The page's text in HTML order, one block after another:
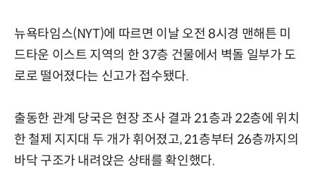
뉴욕타임스(NYT)에 따르면 이날 오전 8시경 맨해튼 미
드타운 이스트 지역의 한 37층 건물에서 벽돌 일부가 도
로로 떨어졌다는 신고가 접수됐다.
출동한 관계 당국은 현장 조사 결과 21층과 22층에 위치
한 철제 지지대 두 개가 휘어졌고, 21층부터 26층까지의
바닥 구조가 내려앉은 상태를 확인했다.